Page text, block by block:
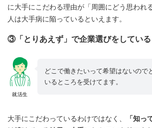
に大手にこだわる理由が「周囲にどう思われ
人は大手病に陥っているといえます。
③「とりあえず」で企業選びをしている
就活生
どこで働きたいって希望はないので
いるところを受けてます。
大手にこだわっているわけではなく、
「知っ